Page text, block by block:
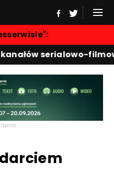
serialowo-